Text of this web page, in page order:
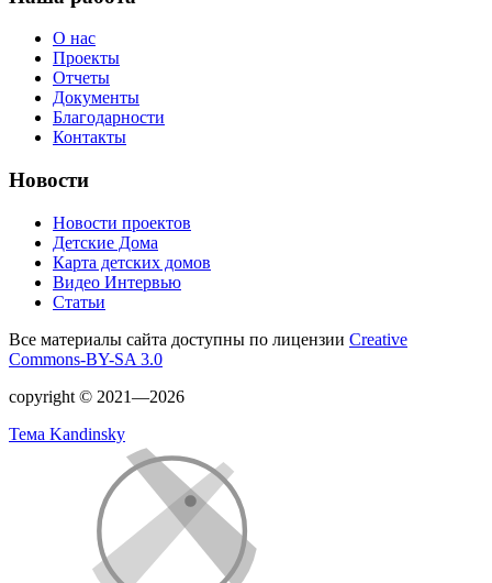
О нас
Проекты
Отчеты
Документы
Благодарности
Контакты
Новости
Новости проектов
Детские Дома
Карта детских домов
Видео Интервью
Статьи
Все материалы сайта доступны по лицензии Creative
Commons-BY-SA 3.0
copyright © 2021—2026
Тема Kandinsky